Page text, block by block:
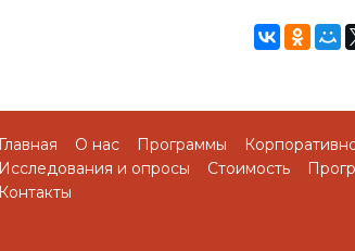
Главная О нас Программы
Исследования и опросы
Стоимость
Контакты